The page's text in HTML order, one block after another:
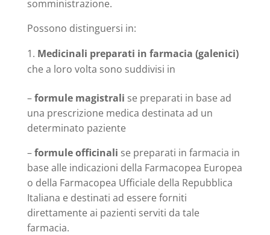
somministrazione.
Possono distinguersi in:
Medicinali preparati in farmacia (galenici)
che a loro volta sono suddivisi in
–formule magistrali se preparati in base ad
una prescrizione medica destinata ad un
determinato paziente
–formule officinali se preparati in farmacia in
base alle indicazioni della Farmacopea Europea
o della Farmacopea Ufficiale della Repubblica
Italiana e destinati ad essere forniti
direttamente ai pazienti serviti da tale
farmacia.